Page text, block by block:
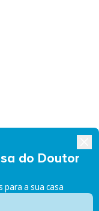
do Doutor
para a sua casa